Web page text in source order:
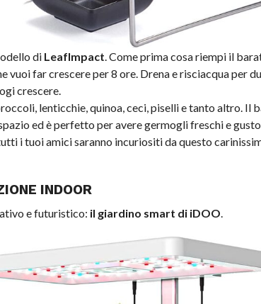
di LeafImpact. Come prima cosa riempi il
vuoi far crescere per 8 ore. Drena e risciacqua per
crescere.
lenticchie, quinoa, ceci, piselli e tanto altro. Il
ed è perfetto per avere germogli freschi e
i tuoi amici saranno incuriositi da questo
INDOOR
e futuristico: il giardino smart di iDOO.